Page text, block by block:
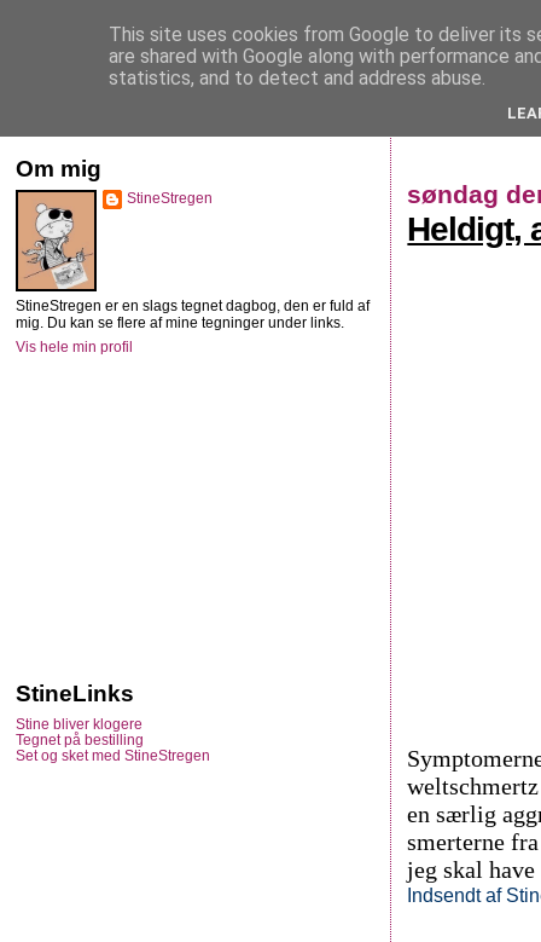
StineStregen
søndag
Heldigt,
en særlig
smerterne
jeg skal
Indsendt af
Om mig
StineStregen
StineStregen er en slags tegnet dagbog, den er fuld af
mig. Du kan se flere af mine tegninger under links.
Vis hele min profil
StineLinks
Stine bliver klogere
Tegnet på bestilling
Set og sket med StineStregen
This site uses cookies from Google to deliver its
are shared with Google along with performance
statistics, and to detect and address abuse.